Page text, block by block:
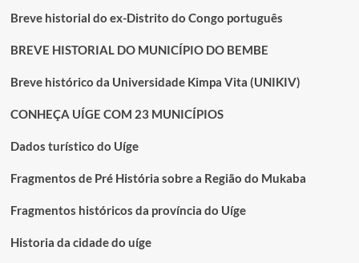
Breve historial do ex-Distrito do Congo português
BREVE HISTORIAL DO MUNICÍPIO DO BEMBE
Breve histórico da Universidade Kimpa Vita (UNIKIV)
CONHEÇA UÍGE COM 23 MUNICÍPIOS
Dados turístico do Uíge
Fragmentos de Pré História sobre a Região do Mukaba
Fragmentos históricos da província do Uíge
Historia da cidade do uíge